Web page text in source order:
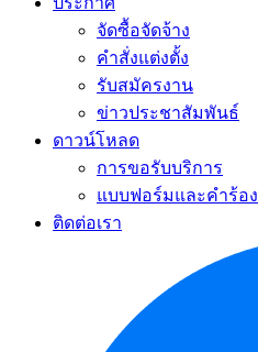
จัดซื้อจัดจ้าง
คำสั่งแต่งตั้ง
รับสมัครงาน
ข่าวประชาสัมพันธ์
ดาวน์โหลด
การขอรับบริการ
แบบฟอร์มและคำร้อง
ติดต่อเรา